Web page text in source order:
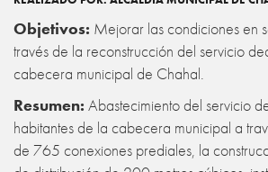
Objetivos: Mejorar las condiciones en
través de la reconstrucción del servicio
cabecera municipal de Chahal.
Resumen: Abastecimiento del servicio
habitantes de la cabecera municipal a
de 765 conexiones prediales, la